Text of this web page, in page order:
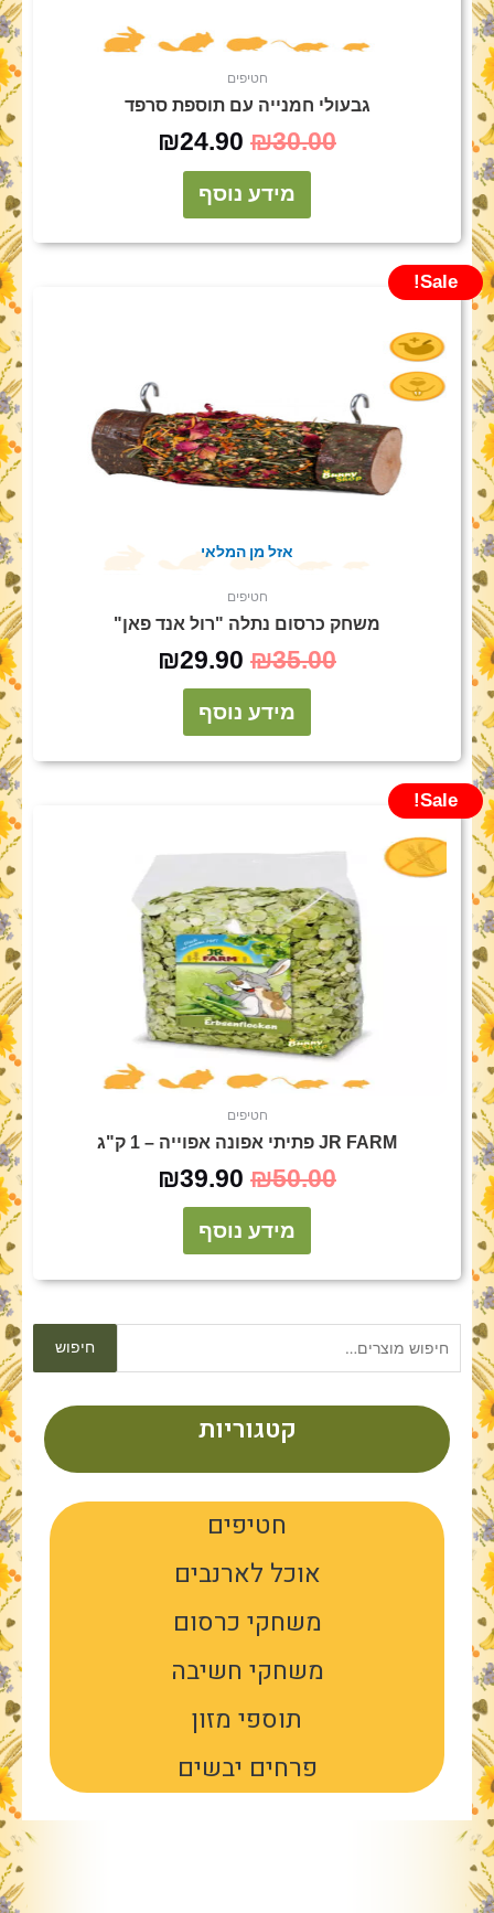
חטיפים
גבעולי חמנייה עם תוספת סרפד
₪30.00
₪24.90
מידע נוסף
Sale!
אזל מן המלאי
חטיפים
משחק כרסום נתלה "רול אנד פאן"
₪35.00
₪35.00.
₪29.90
₪29.90.
מידע נוסף
Sale!
חטיפים
JR FARM פתיתי אפונה אפוייה – 1 ק"ג
₪50.00
המקורי
היה:
₪50.00.
₪39.90
הנוכחי
הוא:
₪39.90.
מידע נוסף
עבור:
חיפוש
קטגוריות
חטיפים
אוכל לארנבים
משחקי כרסום
משחקי חשיבה
תוספי מזון
פרחים יבשים